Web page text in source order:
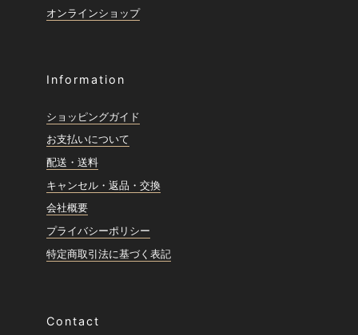
オンラインショップ
Information
ショッピングガイド
お支払いについて
配送・送料
キャンセル・返品・交換
会社概要
プライバシーポリシー
特定商取引法に基づく表記
Contact